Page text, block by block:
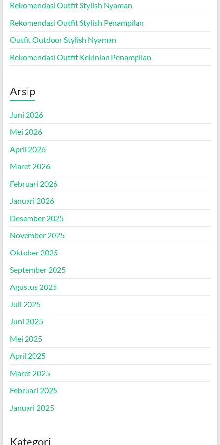
Rekomendasi Outfit Stylish Nyaman
Rekomendasi Outfit Stylish Penampilan
Outfit Outdoor Stylish Nyaman
Rekomendasi Outfit Kekinian Penampilan
Arsip
Juni 2026
Mei 2026
April 2026
Maret 2026
Februari 2026
Januari 2026
Desember 2025
November 2025
Oktober 2025
September 2025
Agustus 2025
Juli 2025
Juni 2025
Mei 2025
April 2025
Maret 2025
Februari 2025
Januari 2025
Kategori